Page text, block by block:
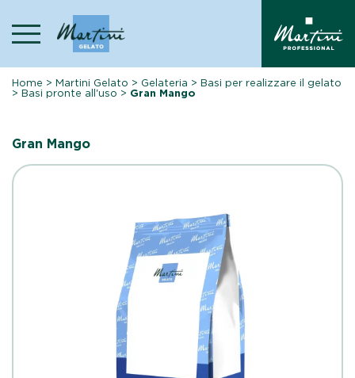
content
Home >Martini Gelato > Gelateria >Basi per realizzare il gelato
>Basi pronte all'uso > Gran Mango
Gran Mango